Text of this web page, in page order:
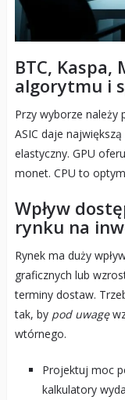
BTC,
algorytmu i
Przy wyborze należy
ASIC daje
elastyczny. GPU
monet. CPU to
Wpływ
rynku na
Rynek ma duży
graficznych lub
terminy dostaw.
tak, by pod uwagę
wtórnego.
Projektuj moc
kalkulatory